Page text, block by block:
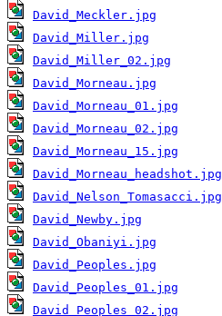
David_Meckler.jpg
David_Miller.jpg
David_Miller_02.jpg
David_Morneau.jpg
David_Morneau_01.jpg
David_Morneau_02.jpg
David_Morneau_15.jpg
David_Morneau_headshot.jpg
David_Nelson_Tomasacci.jpg
David_Newby.jpg
David_Obaniyi.jpg
David_Peoples.jpg
David_Peoples_01.jpg
David_Peoples_02.jpg